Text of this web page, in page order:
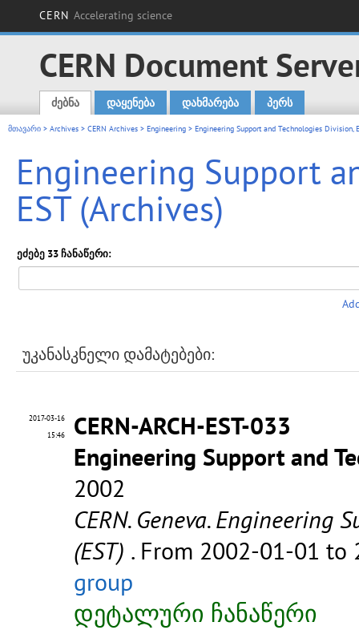
CERN Accelerating science
CERN Document
Main menu
ძებნა დაყენება დახმარება პერს
მთავარი > Archives > CERN Archives > Engineering > Engineering Support and Technologies Division,
Engineering Support
EST (Archives)
ეძებე 33 ჩანაწერი:
უკანასკნელი დამატებები:
2017-03-16
15:46
CERN-ARCH-EST-033
Engineering Support and
2002
CERN. Geneva. Engineering
(EST) . From 2002-01-01
group
დეტალური ჩანაწერი